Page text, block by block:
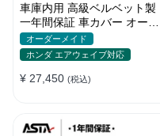
車庫内用 高級ベルベット製
一年間保証 車カバー オーダ
ーメイド 水洗いOK 防塵防汚
軽/普自動車 SUV
オーダーメイド
ホンダ エアウェイブ対応
¥ 27,450 (税込)